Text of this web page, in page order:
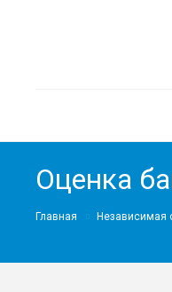
Оценка
Главная Независимая